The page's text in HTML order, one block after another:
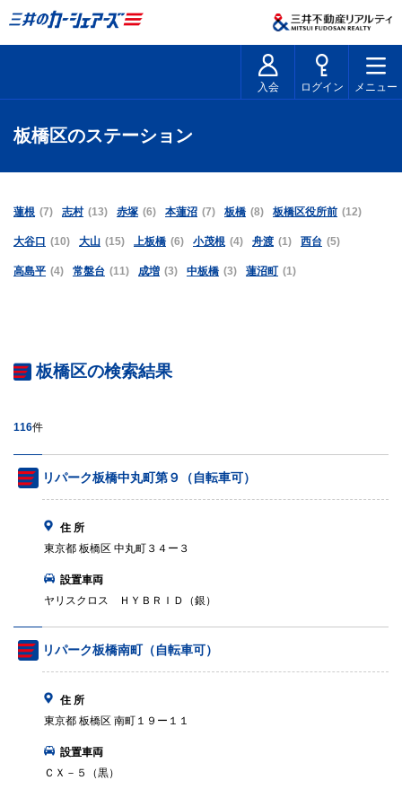
入会 ログイン メニュー
板橋区のステーション
蓮根 (7) 志村 (13) 赤塚 (6) 本蓮沼 (7) 板橋 (8) 板橋区役所前 (12)
大谷口 (10) 大山 (15) 上板橋 (6) 小茂根 (4) 舟渡 (1) 西台 (5)
高島平 (4) 常盤台 (11) 成増 (3) 中板橋 (3) 蓮沼町 (1)
板橋区の検索結果
116件
リパーク板橋中丸町第９（自転車可）
住 所
東京都 板橋区 中丸町３４ー３
設置車両
ヤリスクロス ＨＹＢＲＩＤ（銀）
リパーク板橋南町（自転車可）
住 所
東京都 板橋区 南町１９ー１１
設置車両
ＣＸ－５（黒）